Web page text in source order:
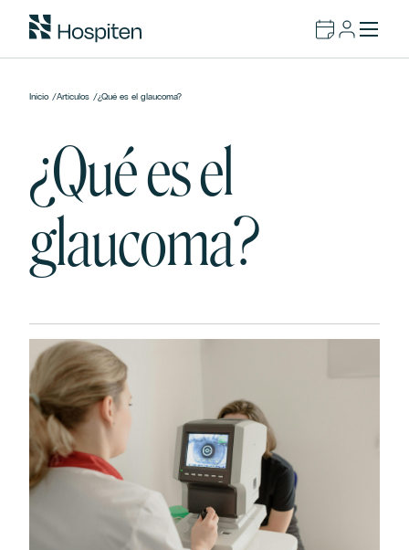
Inicio /Artículos /¿Qué es el glaucoma?
¿Qué es el
glaucoma?